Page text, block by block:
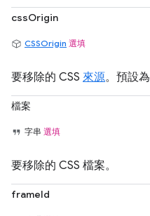
cssOrigin
CSSOrigin 選填
要移除的 CSS 來源。預設為
檔案
字串 選填
要移除的 CSS 檔案。
frameId